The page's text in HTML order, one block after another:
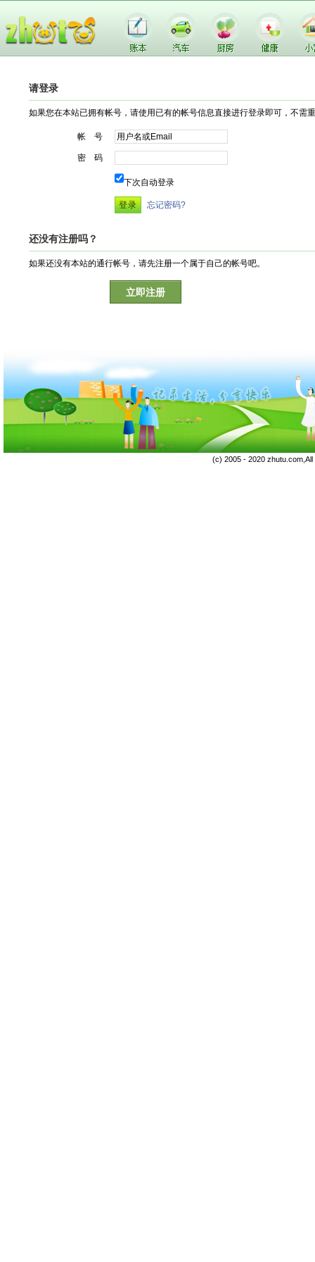
请登录
如果您在本站已拥有帐号，请使用已有的帐号信息直接进行登录即可，不需
帐 号
密 码
下次自动登录
忘记密码?
还没有注册吗？
如果还没有本站的通行帐号，请先注册一个属于自己的帐号吧。
立即注册
(c) 2005 - 2020